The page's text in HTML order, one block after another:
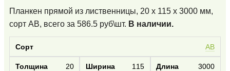
Планкен прямой из лиственницы, 20 x 115 x 3000 мм,
сорт AB, всего за 586.5 руб\шт. В наличии.
AB
20 115 3000